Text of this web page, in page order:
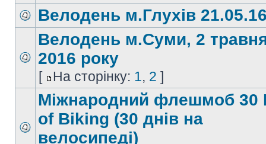
Велодень м.Глухів
Велодень м.Суми, 2
2016 року
[ На сторінку: 1, 2 ]
Міжнародний флешмоб 30
of Biking (30 днів на
велосипеді)